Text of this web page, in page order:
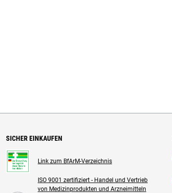
SICHER EINKAUFEN
Link zum BfArM-Verzeichnis
ISO 9001 zertifiziert - Handel und Vertrieb
von Medizinprodukten und Arzneimitteln